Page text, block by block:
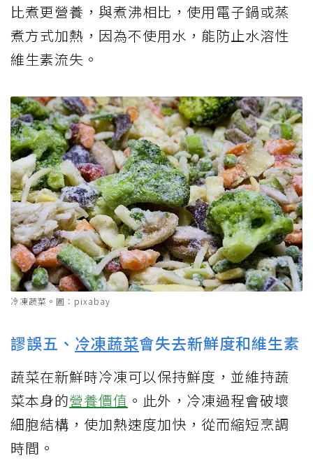
比煮更營養，與煮沸相比，使用電子鍋或蒸
煮方式加熱，因為不使用水，能防止水溶性
維生素流失。
冷凍蔬菜。圖：pixabay
謬誤五、 冷凍蔬菜會失去新鮮度和維生素
蔬菜在新鮮時冷凍可以保持鮮度，並維持蔬
菜本身的營養價值 。此外，冷凍過程會破壞
細胞結構，使加熱速度加快，從而縮短烹調
時間。